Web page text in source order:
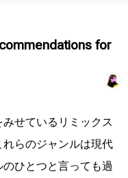
for
せているリミックス
らのジャンルは現代
ひとつと言っても過